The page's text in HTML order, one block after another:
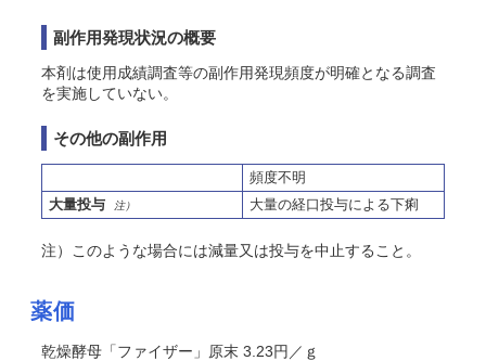
副作用発現状況の概要
本剤は使用成績調査等の副作用発現頻度が明確となる調査
を実施していない。
その他の副作用
頻度不明
大量投与
注） 大量の経口投与による下痢
注）このような場合には減量又は投与を中止すること。
薬価
乾燥酵母「ファイザー」原末 3.23円／ｇ